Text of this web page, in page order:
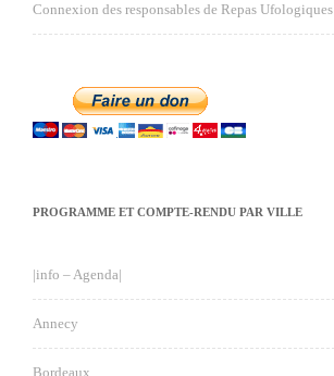
Connexion des responsables de Repas Ufologiques
PROGRAMME ET COMPTE-RENDU PAR VILLE
|info – Agenda|
Annecy
Bordeaux